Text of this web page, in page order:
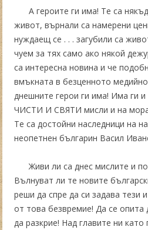
А героите ги има! Те са
живот, върнали са намерени
нуждаещ се . . . загубили са
чуем за тях само ако някой
са интересна новина и че
вмъкната в безценното
днешните герои ги има! Има ги
ЧИСТИ И СВЯТИ мисли и на
Те са достойни наследници на
неопетнен българин Васил
Живи ли са днес мислите и
Вълнуват ли те новите
реши да спре да си задава тези
от това безвремие! Да се опита
да разкрие! Над главите ни